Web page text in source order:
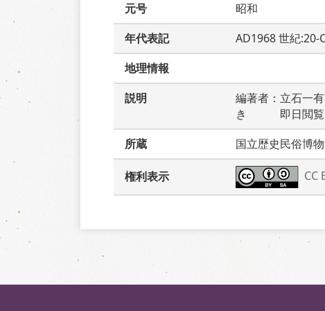
元号
昭和
年代表記
AD1968 世紀:20-
地理情報
説明
編著者：立石一
き　　　即日閲
所蔵
国立歴史民俗博
権利表示 CC